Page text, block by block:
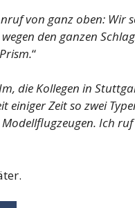
von ganz oben: Wir
den ganzen
“
die Kollegen in
einiger Zeit so zwei
Ich